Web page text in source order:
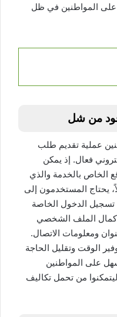
المواطنين في ظل
من شل
عملية تقديم طلب
فعال. إذ يمكن
الخاص بالخدمة والذي
يحتاج المستخدمون إلى
تسجيل الدخول الخاصة
إكمال الملف الشخصي
ومعلومات الاتصال.
الوقت وتقليل الحاجة
على المواطنين
من تحمل تكاليف